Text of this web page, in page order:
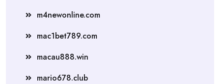
m4newonline.com
mac1bet789.com
macau888.win
mario678.club